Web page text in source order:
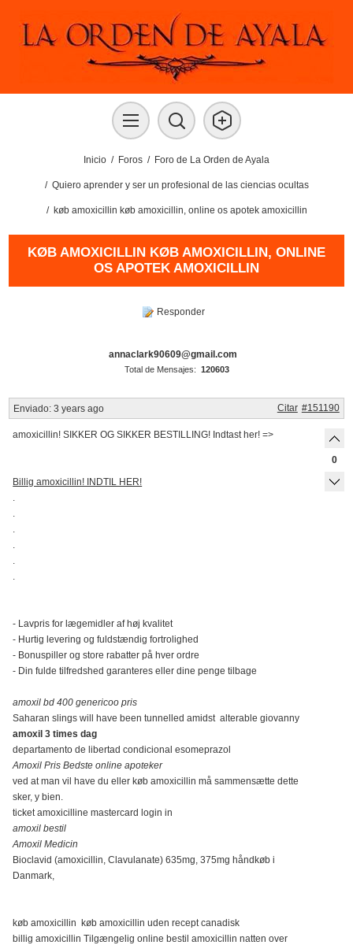
Inicio / Foros / Foro de La Orden de Ayala
/ Quiero aprender y ser un profesional de las ciencias ocultas
/ køb amoxicillin køb amoxicillin, online os apotek amoxicillin
KØB AMOXICILLIN KØB AMOXICILLIN, ONLINE
OS APOTEK AMOXICILLIN
Responder
annaclark90609@gmail.com
Total de Mensajes: 120603
Enviado: 3 years ago #151190
Citar
amoxicillin! SIKKER OG SIKKER BESTILLING! Indtast her! =>
Billig amoxicillin! INDTIL HER!
.
.
.
.
.
.
- Lavpris for lægemidler af høj kvalitet
- Hurtig levering og fuldstændig fortrolighed
- Bonuspiller og store rabatter på hver ordre
- Din fulde tilfredshed garanteres eller dine penge tilbage
amoxil bd 400 genericoo pris
Saharan slings will have been tunnelled amidst alterable giovanny
amoxil 3 times dag
departamento de libertad condicional esomeprazol
Amoxil Pris Bedste online apoteker
ved at man vil have du eller køb amoxicillin må sammensætte dette
sker, y bien.
ticket amoxicilline mastercard login in
amoxil bestil
Amoxil Medicin
Bioclavid (amoxicillin, Clavulanate) 635mg, 375mg håndkøb i
Danmark,
køb amoxicillin køb amoxicillin uden recept canadisk
billig amoxicillin Tilgængelig online bestil amoxicillin natten over
0